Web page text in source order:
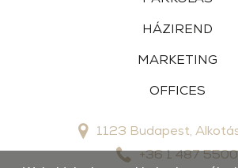
HÁZIREND
MARKETING
OFFICES
1123 Budapest,
+36 1 487 5500